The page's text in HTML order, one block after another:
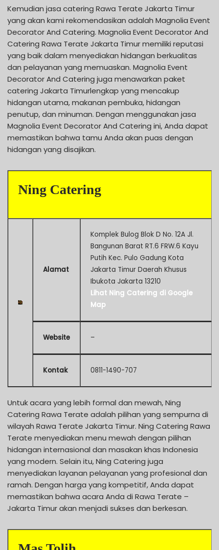
Kemudian jasa catering Rawa Terate Jakarta Timur
yang akan kami rekomendasikan adalah Magnolia Event
Decorator And Catering. Magnolia Event Decorator And
Catering Rawa Terate Jakarta Timur memiliki reputasi
yang baik dalam menyediakan hidangan berkualitas
dan pelayanan yang memuaskan. Magnolia Event
Decorator And Catering juga menawarkan paket
catering Jakarta Timurlengkap yang mencakup
hidangan utama, makanan pembuka, hidangan
penutup, dan minuman. Dengan menggunakan jasa
Magnolia Event Decorator And Catering ini, Anda dapat
memastikan bahwa tamu Anda akan puas dengan
hidangan yang disajikan.
Ning Catering
Alamat
Komplek Bulog Blok D No. 12A Jl.
Bangunan Barat RT.6 FRW.6 Kayu
Putih Kec. Pulo Gadung Kota
Jakarta Timur Daerah Khusus
Ibukota Jakarta 13210
Lihat Ning Catering di Google
Map
Website –
Kontak 0811-1490-707
Untuk acara yang lebih formal dan mewah, Ning
Catering Rawa Terate adalah pilihan yang sempurna di
wilayah Rawa Terate Jakarta Timur. Ning Catering Rawa
Terate menyediakan menu mewah dengan pilihan
hidangan internasional dan masakan khas Indonesia
yang modern. Selain itu, Ning Catering juga
menyediakan layanan pelayanan yang profesional dan
ramah. Dengan harga yang kompetitif, Anda dapat
memastikan bahwa acara Anda di Rawa Terate –
Jakarta Timur akan menjadi sukses dan berkesan.